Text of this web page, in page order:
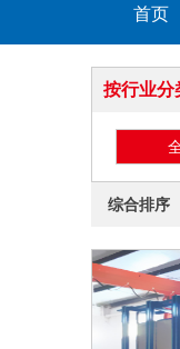
首页
按行业分
综合排序